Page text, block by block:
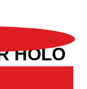
HOLO